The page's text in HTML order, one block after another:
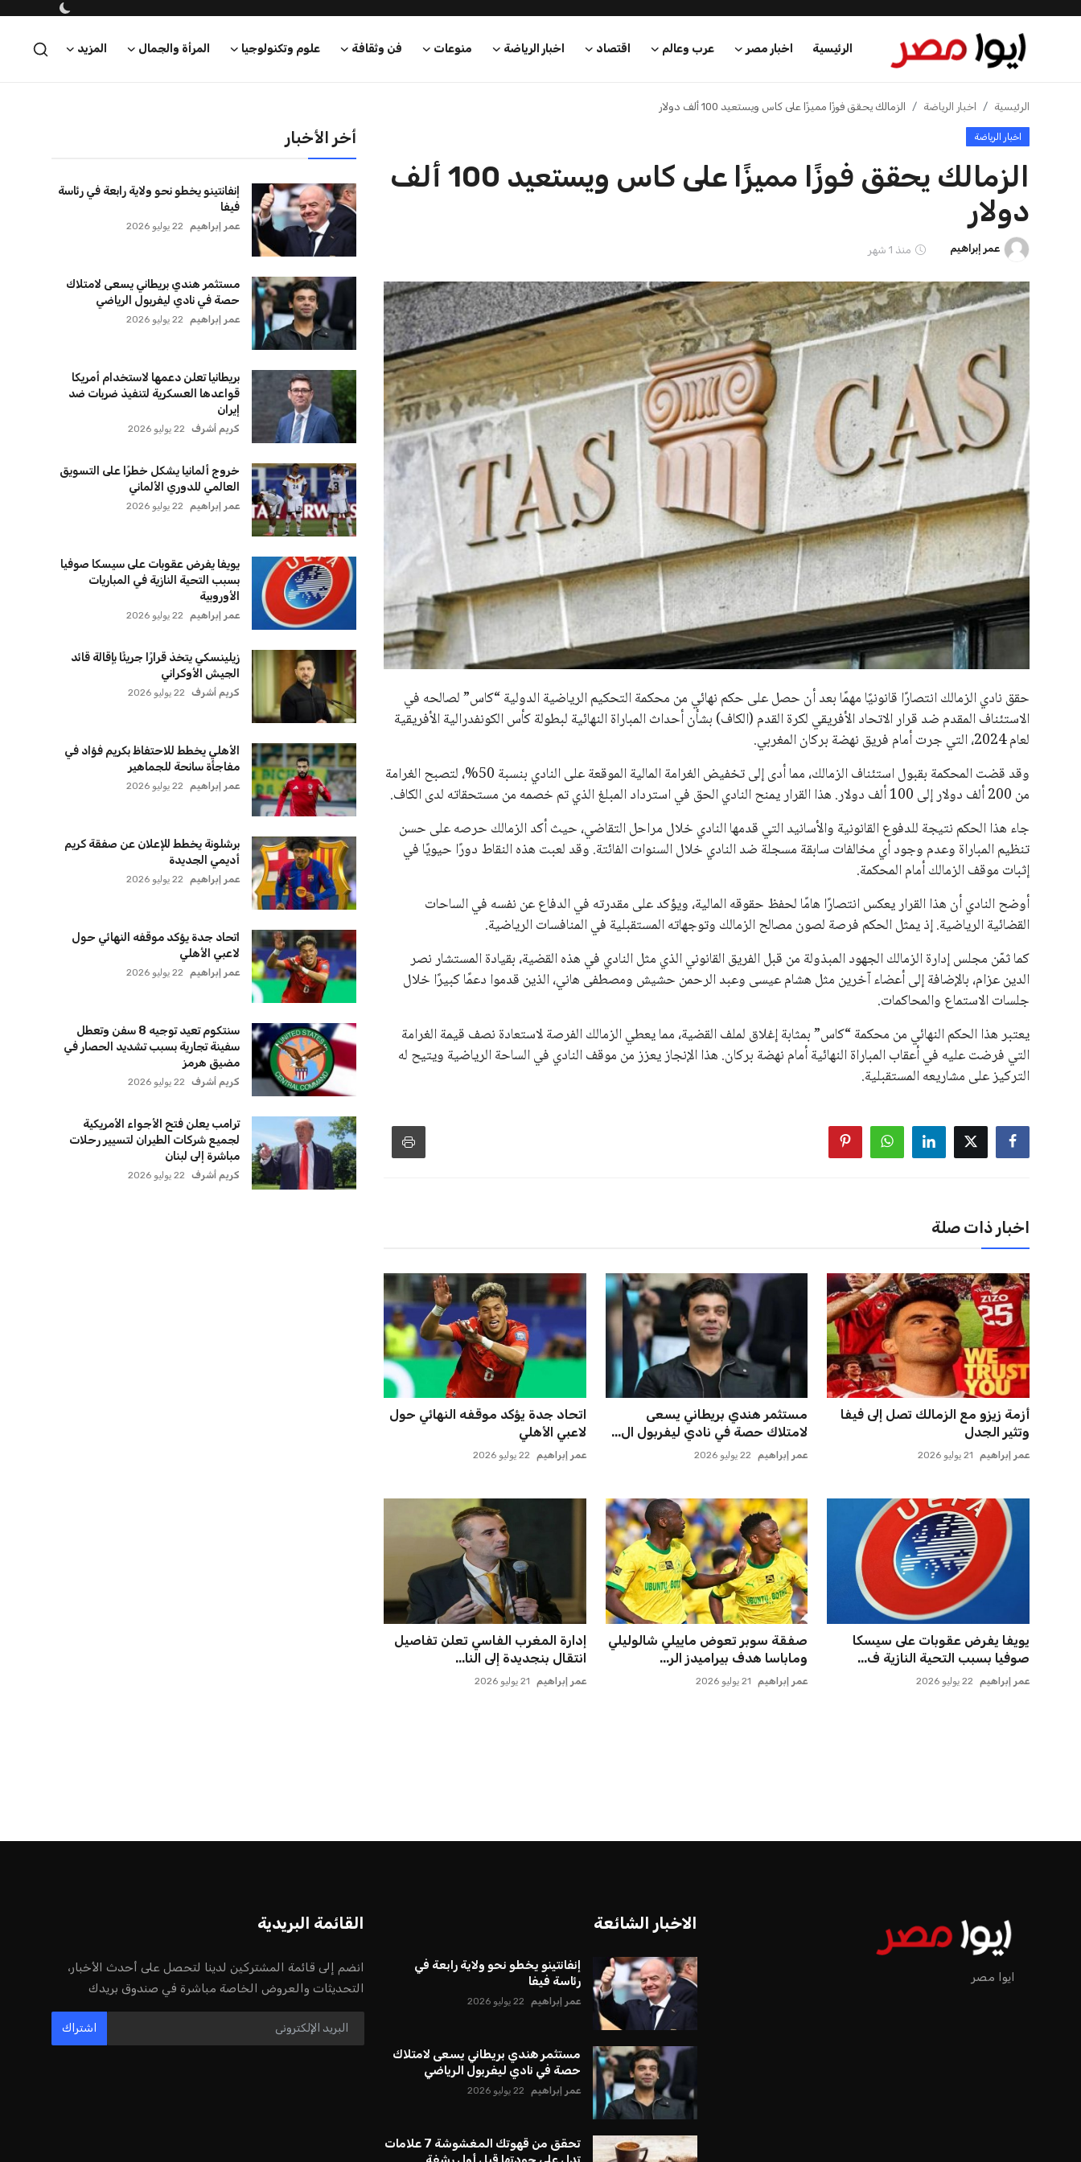
الرئيسية اخبار مصر عرب وعالم اقتصاد اخبار الرياضة منوعات فن وثقافة علوم وتكنولوجيا المرأة والجمال المزيد
الرئيسية
اخبار مصر
عرب وعالم
اخبار الرياضة
منوعات
علوم وتكنولوجيا
المرأة والجمال
محافظات
الرئيسية اخبار الرياضة الزمالك يحقق فوزًا مميزًا على كاس ويستعيد 100 ألف دولار
اخبار الرياضة
الزمالك يحقق فوزًا مميزًا على كاس ويستعيد 100 ألف
دولار
عمر إبراهيم منذ 1 شهر
حقق نادي الزمالك انتصارًا قانونيًا مهمًا بعد أن حصل على حكم نهائي من محكمة التحكيم الرياضية الدولية “كاس” لصالحه في
الاستئناف المقدم ضد قرار الاتحاد الأفريقي لكرة القدم (الكاف) بشأن أحداث المباراة النهائية لبطولة كأس الكونفدرالية الأفريقية
لعام 2024، التي جرت أمام فريق نهضة بركان المغربي.
وقد قضت المحكمة بقبول استئناف الزمالك، مما أدى إلى تخفيض الغرامة المالية الموقعة على النادي بنسبة 50%، لتصبح الغرامة
من 200 ألف دولار إلى 100 ألف دولار. هذا القرار يمنح النادي الحق في استرداد المبلغ الذي تم خصمه من مستحقاته لدى الكاف.
جاء هذا الحكم نتيجة للدفوع القانونية والأسانيد التي قدمها النادي خلال مراحل التقاضي، حيث أكد الزمالك حرصه على حسن
تنظيم المباراة وعدم وجود أي مخالفات سابقة مسجلة ضد النادي خلال السنوات الفائتة. وقد لعبت هذه النقاط دورًا حيويًا في
إثبات موقف الزمالك أمام المحكمة.
أوضح النادي أن هذا القرار يعكس انتصارًا هامًا لحفظ حقوقه المالية، ويؤكد على مقدرته في الدفاع عن نفسه في الساحات
القضائية الرياضية. إذ يمثل الحكم فرصة لصون مصالح الزمالك وتوجهاته المستقبلية في المنافسات الرياضية.
كما ثمّن مجلس إدارة الزمالك الجهود المبذولة من قبل الفريق القانوني الذي مثل النادي في هذه القضية، بقيادة المستشار نصر
الدين عزام، بالإضافة إلى أعضاء آخرين مثل هشام عيسى وعبد الرحمن حشيش ومصطفى هاني، الذين قدموا دعمًا كبيرًا خلال
جلسات الاستماع والمحاكمات.
يعتبر هذا الحكم النهائي من محكمة “كاس” بمثابة إغلاق لملف القضية، مما يعطي الزمالك الفرصة لاستعادة نصف قيمة الغرامة
التي فرضت عليه في أعقاب المباراة النهائية أمام نهضة بركان. هذا الإنجاز يعزز من موقف النادي في الساحة الرياضية ويتيح له
التركيز على مشاريعه المستقبلية.
اخبار ذات صلة
أزمة زيزو مع الزمالك تصل إلى فيفا
وتثير الجدل
عمر إبراهيم 21 يوليو 2026
مستثمر هندي بريطاني يسعى
لامتلاك حصة في نادي ليفربول ال...
عمر إبراهيم 22 يوليو 2026
اتحاد جدة يؤكد موقفه النهائي حول
لاعبي الأهلي
عمر إبراهيم 22 يوليو 2026
يويفا يفرض عقوبات على سيسكا
صوفيا بسبب التحية النازية ف...
عمر إبراهيم 22 يوليو 2026
صفقة سوبر تعوض ماييلي شالوليلي
وماباسا هدف بيراميدز الر...
عمر إبراهيم 21 يوليو 2026
إدارة المغرب الفاسي تعلن تفاصيل
انتقال بنجديدة إلى النا...
عمر إبراهيم 21 يوليو 2026
أخر الأخبار
إنفانتينو يخطو نحو ولاية رابعة في رئاسة
فيفا
عمر إبراهيم 22 يوليو 2026
مستثمر هندي بريطاني يسعى لامتلاك
حصة في نادي ليفربول الرياضي
عمر إبراهيم 22 يوليو 2026
بريطانيا تعلن دعمها لاستخدام أمريكا
قواعدها العسكرية لتنفيذ ضربات ضد
إيران
كريم أشرف 22 يوليو 2026
خروج ألمانيا يشكل خطرًا على التسويق
العالمي للدوري الألماني
عمر إبراهيم 22 يوليو 2026
يويفا يفرض عقوبات على سيسكا صوفيا
بسبب التحية النازية في المباريات
الأوروبية
عمر إبراهيم 22 يوليو 2026
زيلينسكي يتخذ قرارًا جريئًا بإقالة قائد
الجيش الأوكراني
كريم أشرف 22 يوليو 2026
الأهلي يخطط للاحتفاظ بكريم فؤاد في
مفاجأة سانحة للجماهير
عمر إبراهيم 22 يوليو 2026
برشلونة يخطط للإعلان عن صفقة كريم
أديمي الجديدة
عمر إبراهيم 22 يوليو 2026
اتحاد جدة يؤكد موقفه النهائي حول
لاعبي الأهلي
عمر إبراهيم 22 يوليو 2026
سنتكوم تعيد توجيه 8 سفن وتعطل
سفينة تجارية بسبب تشديد الحصار في
مضيق هرمز
كريم أشرف 22 يوليو 2026
ترامب يعلن فتح الأجواء الأمريكية
لجميع شركات الطيران لتسيير رحلات
مباشرة إلى لبنان
كريم أشرف 22 يوليو 2026
إنفانتينو يخطو نحو ولاية رابعة في رئاسة فيفا
عمر إبراهيم
عمر إبراهيم 22 يوليو 2026
مستثمر هندي بريطاني يسعى لامتلاك
حصة في نادي ليفربول الرياضي